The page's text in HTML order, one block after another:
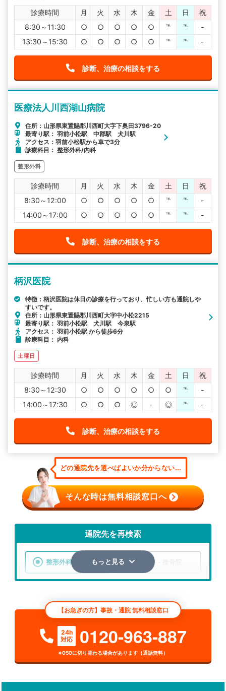
診療時間 月 火 水 木 金 土 日
祝
8:30～11:30
○ ○ ○ ○ ○ ℡ ℡
-
13:30～15:30
○ ○ ○ ○ ○ ℡ ℡ -
診断、治療の相談をする
医療法人川西湖山病院
住所：山形県東置賜郡川西町大字下奥田3796-20
最寄り駅： 羽前小松駅 中郡駅 犬川駅
アクセス：羽前小松駅から車で3分
診療科目： 整形外科/内科
整形外科
診療時間 月 火 水 木 金 土 日
祝
8:30～12:00
○ ○ ○ ○ ○ ℡ ℡
-
14:00～17:00
○ ○ ○ ○ ○ ℡ ℡ -
診断、治療の相談をする
柄沢医院
特徴：柄沢医院は休日の診療を行っており、忙しい方も通院しや
すいです。
住所：山形県東置賜郡川西町大字中小松2215
最寄り駅： 羽前小松駅 犬川駅 今泉駅
アクセス： 羽前小松駅 から徒歩6分
診療科目： 内科
土曜日
診療時間 月 火 水 木 金 土 日
祝
8:30～12:30
○ ○ ○ ○ ○ ○ ℡
-
14:00～17:30
○ ○ ○ ◎ - ◎ ℡ -
診断、治療の相談をする
どの通院先を選べばよいか分からない...
そんな時は無料相談窓口へ
通院先を再検索
整形外科 整骨院・接骨院
検索する
詳細条件で絞り込む
その他の検索方法
駅から探す 院名から探す
もっと見る
【お急ぎの方】事故・通院 無料相談窓口
24h
対応
0120-963-887
※050に切り替わる場合があります（通話無料）